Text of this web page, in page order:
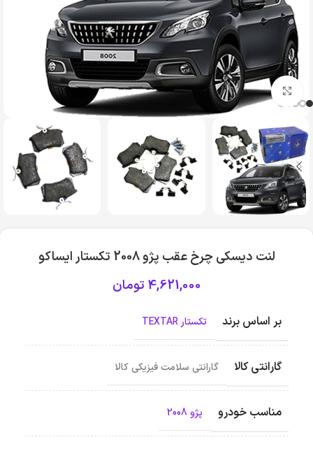
بزرگنمایی تصویر
لنت دیسکی چرخ عقب پژو 2008 تکستار ایساکو
4,621,000 تومان
بر اساس برند تکستار TEXTAR
گارانتی کالا گارانتی سلامت فیزیکی کالا
مناسب خودرو پژو 2008